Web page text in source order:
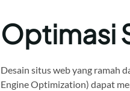
Optimasi
Desain situs web yang ramah
Engine Optimization) dapat